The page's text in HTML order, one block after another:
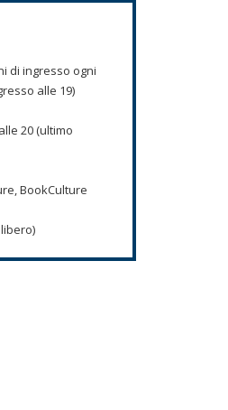
di ingresso ogni
alle 19)
20 (ultimo
BookCulture